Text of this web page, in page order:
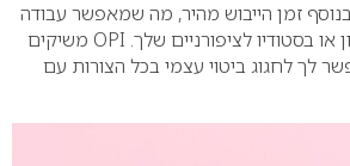
בנוסף זמן הייבוש מהיר, מה שמאפשר עבודה
או בסטודיו לציפורניים שלך.
OPI משיקים
לךלחגוג ביטוי עצמי בכל הצורות עם